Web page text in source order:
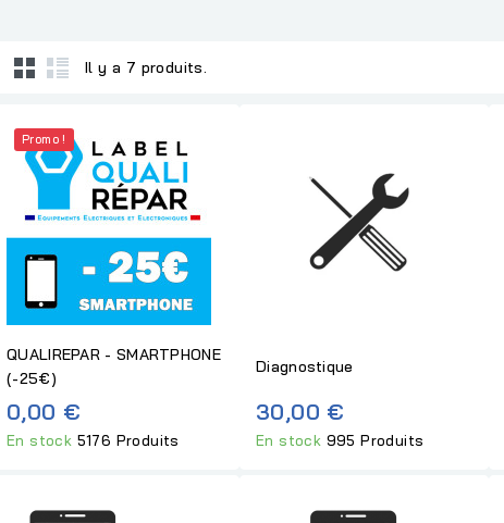
Il y a 7 produits.
Promo !
QUALIREPAR - SMARTPHONE
(-25€)
0,00 €
En stock 5176 Produits
Diagnostique
30,00 €
En stock 995 Produits